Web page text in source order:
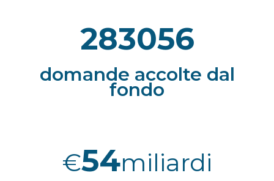
283056
domande accolte dal
fondo
€54miliardi